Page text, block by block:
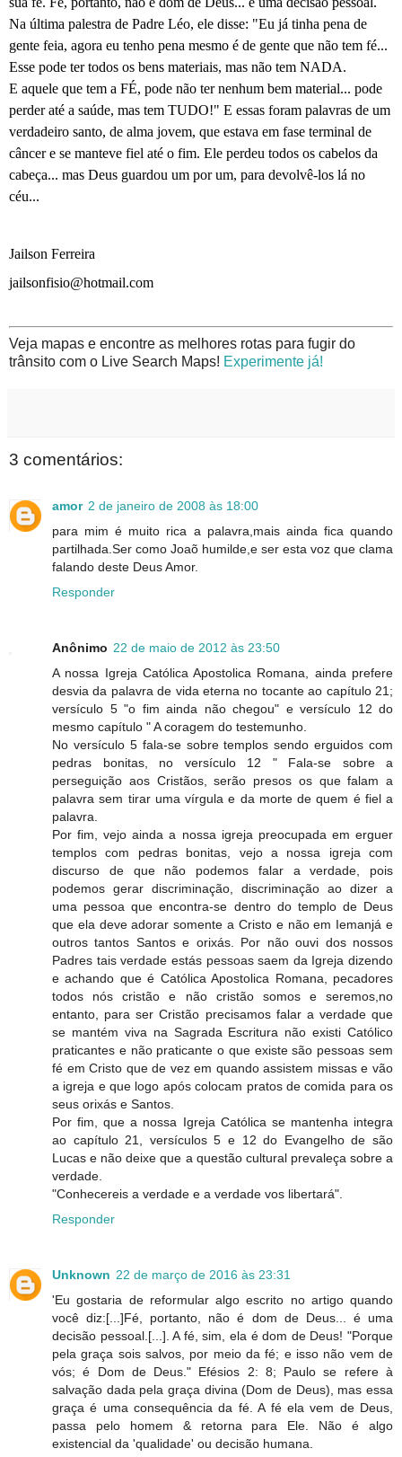
Na última palestra de Padre Léo, ele disse: "Eu já tinha pena de
gente feia, agora eu tenho pena mesmo é de gente que não tem fé...
Esse pode ter todos os bens materiais, mas não tem NADA.
E aquele que tem a FÉ, pode não ter nenhum bem material... pode
perder até a saúde, mas tem TUDO!" E essas foram palavras de um
verdadeiro santo, de alma jovem, que estava em fase terminal de
câncer e se manteve fiel até o fim. Ele perdeu todos os cabelos da
cabeça... mas Deus guardou um por um, para devolvê-los lá no
céu...
Jailson Ferreira
jailsonfisio@hotmail.com
Veja mapas e encontre as melhores rotas para fugir do
trânsito com o Live Search Maps! Experimente já!
3 comentários:
amor 2 de janeiro de 2008 às 18:00
para mim é muito rica a palavra,mais ainda fica quando
partilhada.Ser como Joaõ humilde,e ser esta voz que clama
falando deste Deus Amor.
Responder
Anônimo 22 de maio de 2012 às 23:50
A nossa Igreja Católica Apostolica Romana, ainda prefere
desvia da palavra de vida eterna no tocante ao capítulo 21;
versículo 5 "o fim ainda não chegou" e versículo 12 do
mesmo capítulo " A coragem do testemunho.
No versículo 5 fala-se sobre templos sendo erguidos com
pedras bonitas, no versículo 12 " Fala-se sobre a
perseguição aos Cristãos, serão presos os que falam a
palavra sem tirar uma vírgula e da morte de quem é fiel a
palavra.
Por fim, vejo ainda a nossa igreja preocupada em erguer
templos com pedras bonitas, vejo a nossa igreja com
discurso de que não podemos falar a verdade, pois
podemos gerar discriminação, discriminação ao dizer a
uma pessoa que encontra-se dentro do templo de Deus
que ela deve adorar somente a Cristo e não em Iemanjá e
outros tantos Santos e orixás. Por não ouvi dos nossos
Padres tais verdade estás pessoas saem da Igreja dizendo
e achando que é Católica Apostolica Romana, pecadores
todos nós cristão e não cristão somos e seremos,no
entanto, para ser Cristão precisamos falar a verdade que
se mantém viva na Sagrada Escritura não existi Católico
praticantes e não praticante o que existe são pessoas sem
fé em Cristo que de vez em quando assistem missas e vão
a igreja e que logo após colocam pratos de comida para os
seus orixás e Santos.
Por fim, que a nossa Igreja Católica se mantenha integra
ao capítulo 21, versículos 5 e 12 do Evangelho de são
Lucas e não deixe que a questão cultural prevaleça sobre a
verdade.
"Conhecereis a verdade e a verdade vos libertará".
Responder
Unknown 22 de março de 2016 às 23:31
'Eu gostaria de reformular algo escrito no artigo quando
você diz:[...]Fé, portanto, não é dom de Deus... é uma
decisão pessoal.[...]. A fé, sim, ela é dom de Deus! "Porque
pela graça sois salvos, por meio da fé; e isso não vem de
vós; é Dom de Deus." Efésios 2: 8; Paulo se refere à
salvação dada pela graça divina (Dom de Deus), mas essa
graça é uma consequência da fé. A fé ela vem de Deus,
passa pelo homem & retorna para Ele. Não é algo
existencial da 'qualidade' ou decisão humana.